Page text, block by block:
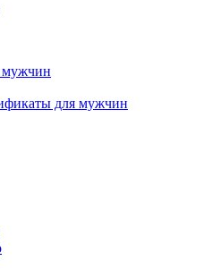
мужчин
для мужчин